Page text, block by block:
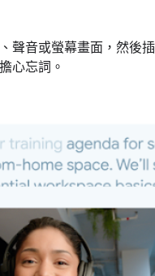
聲音或螢幕畫面，然後插
心忘詞。